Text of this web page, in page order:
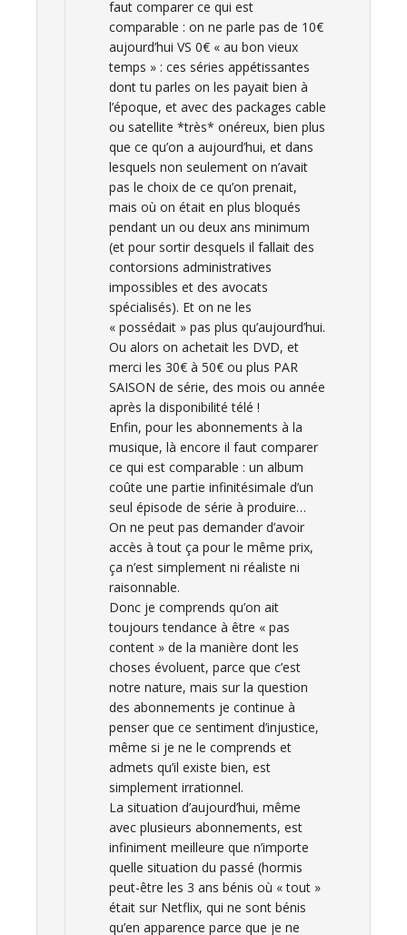
faut comparer ce qui est
comparable : on ne parle pas de 10€
aujourd’hui VS 0€ « au bon vieux
temps » : ces séries appétissantes
dont tu parles on les payait bien à
l’époque, et avec des packages cable
ou satellite *très* onéreux, bien plus
que ce qu’on a aujourd’hui, et dans
lesquels non seulement on n’avait
pas le choix de ce qu’on prenait,
mais où on était en plus bloqués
pendant un ou deux ans minimum
(et pour sortir desquels il fallait des
contorsions administratives
impossibles et des avocats
spécialisés). Et on ne les
« possédait » pas plus qu’aujourd’hui.
Ou alors on achetait les DVD, et
merci les 30€ à 50€ ou plus PAR
SAISON de série, des mois ou année
après la disponibilité télé !
Enfin, pour les abonnements à la
musique, là encore il faut comparer
ce qui est comparable : un album
coûte une partie infinitésimale d’un
seul épisode de série à produire…
On ne peut pas demander d’avoir
accès à tout ça pour le même prix,
ça n’est simplement ni réaliste ni
raisonnable.
Donc je comprends qu’on ait
toujours tendance à être « pas
content » de la manière dont les
choses évoluent, parce que c’est
notre nature, mais sur la question
des abonnements je continue à
penser que ce sentiment d’injustice,
même si je ne le comprends et
admets qu’il existe bien, est
simplement irrationnel.
La situation d’aujourd’hui, même
avec plusieurs abonnements, est
infiniment meilleure que n’importe
quelle situation du passé (hormis
peut-être les 3 ans bénis où « tout »
était sur Netflix, qui ne sont bénis
qu’en apparence parce que je ne